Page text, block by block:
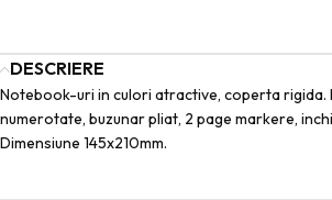
DESCRIERE
Notebook-uri in culori atractive, coperta rigida.
numerotate, buzunar pliat, 2 page markere,
Dimensiune 145x210mm.